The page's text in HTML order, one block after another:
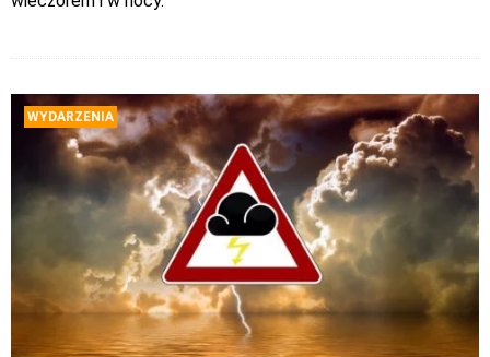
WYDARZENIA